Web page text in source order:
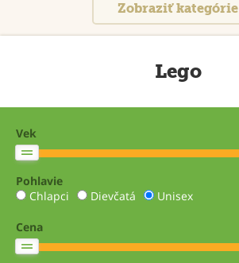
Zobraziť kategórie
Lego
Vek
Pohlavie
Chlapci
Dievčatá Unisex
Cena